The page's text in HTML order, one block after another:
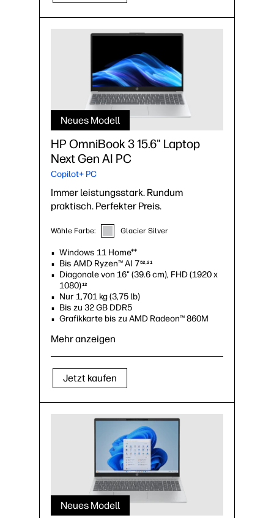
Neues Modell
HP OmniBook 3 15.6" Laptop
Next Gen AI PC
Copilot+ PC
Immer leistungsstark. Rundum
praktisch. Perfekter Preis.
Wähle Farbe: Glacier Silver
Windows 11 Home**
Bis AMD Ryzen™ AI 752,21
Diagonale von 16" (39.6 cm), FHD (1920 x
1080)12
Nur 1,701 kg (3,75 lb)
Bis zu 32 GB DDR5
Grafikkarte bis zu AMD Radeon™ 860M
Mehr anzeigen
Jetzt kaufen
Neues Modell